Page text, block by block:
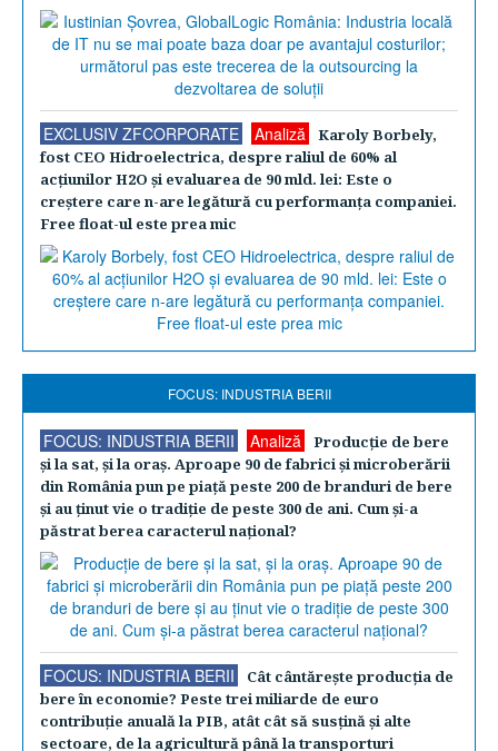
EXCLUSIV ZFCORPORATE Analiză
Karoly Borbely,
fost CEO Hidroelectrica, despre raliul de 60% al
acţiunilor H2O şi evaluarea de 90 mld. lei: Este o
creştere care n-are legătură cu performanţa companiei.
Free float-ul este prea mic
FOCUS: INDUSTRIA BERII
FOCUS: INDUSTRIA BERII Analiză
Producţie de bere
şi la sat, şi la oraş. Aproape 90 de fabrici şi microberării
din România pun pe piaţă peste 200 de branduri de bere
şi au ţinut vie o tradiţie de peste 300 de ani. Cum şi-a
păstrat berea caracterul naţional?
FOCUS: INDUSTRIA BERII
Cât cântăreşte producţia de
bere în economie? Peste trei miliarde de euro
contribuţie anuală la PIB, atât cât să susţină şi alte
sectoare, de la agricultură până la transporturi